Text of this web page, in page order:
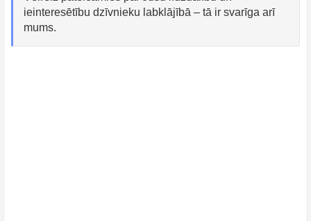
ieinteresētību dzīvnieku labklājībā – tā ir svarīga arī
mums.